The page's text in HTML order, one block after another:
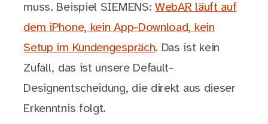
muss. Beispiel SIEMENS: WebAR läuft auf
dem iPhone, kein App-Download, kein
Setup im Kundengespräch. Das ist kein
Zufall, das ist unsere Default-
Designentscheidung, die direkt aus dieser
Erkenntnis folgt.